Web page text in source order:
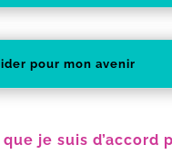
pour mon avenir
je suis d’accord